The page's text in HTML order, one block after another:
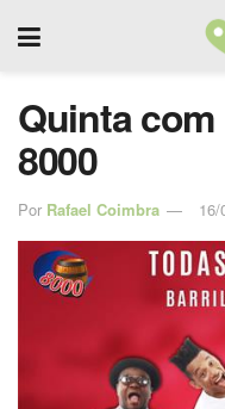
Quinta
8000
Por Rafael Coimbra 16/